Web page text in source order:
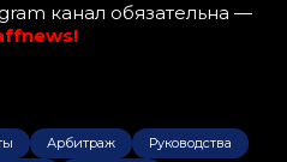
канал обязательна —
Арбитраж
Руководства